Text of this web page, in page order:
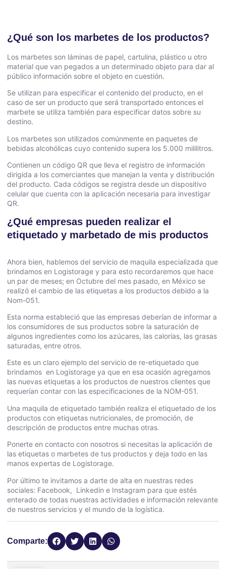
¿Qué son los marbetes de los productos?
Los marbetes son láminas de papel, cartulina, plástico u otro
material que van pegados a un determinado objeto para dar al
público información sobre el objeto en cuestión.
Se utilizan para especificar el contenido del producto, en el
caso de ser un producto que será transportado entonces el
marbete se utiliza también para especificar datos sobre su
destino.
Los marbetes son utilizados comúnmente en paquetes de
bebidas alcohólicas cuyo contenido supera los 5.000 mililitros.
Contienen un código QR que lleva el registro de información
dirigida a los comerciantes que manejan la venta y distribución
del producto. Cada códigos se registra desde un dispositivo
celular que cuenta con la aplicación necesaria para investigar
QR.
¿Qué empresas pueden realizar el
etiquetado y marbetado de mis productos
Ahora bien, hablemos del servicio de maquila especializada que
brindamos en Logistorage y para esto recordaremos que hace
un par de meses; en Octubre del mes pasado, en México se
realizó el cambio de las etiquetas a los productos debido a la
Nom-051.
Esta norma estableció que las empresas deberían de informar a
los consumidores de sus productos sobre la saturación de
algunos ingredientes como los azúcares, las calorías, las grasas
saturadas, entre otros.
Este es un claro ejemplo del servicio de re-etiquetado que
brindamos en Logistorage ya que en esa ocasión agregamos
las nuevas etiquetas a los productos de nuestros clientes que
requerían contar con las especificaciones de la NOM-051.
Una maquila de etiquetado también realiza el etiquetado de los
productos con etiquetas nutricionales, de promoción, de
descripción de productos entre muchas otras.
Ponerte en contacto con nosotros si necesitas la aplicación de
las etiquetas o marbetes de tus productos y deja todo en las
manos expertas de Logistorage.
Por último te invitamos a darte de alta en nuestras redes
sociales: Facebook, Linkedin e Instagram para que estés
enterado de todas nuestras actividades e información relevante
de nuestros servicios y el mundo de la logística.
Comparte: